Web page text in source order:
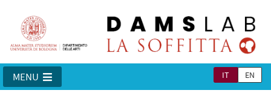
IT EN
MENU